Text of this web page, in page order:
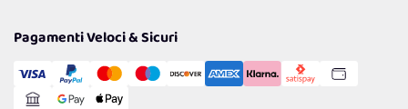
Cookie Policy
Gestisci Cookie
Reso Facile e Veloce
Pagamenti Veloci & Sicuri